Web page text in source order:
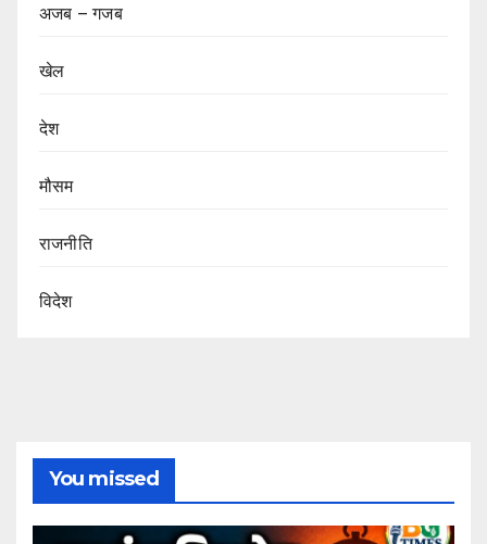
अजब – गजब
खेल
देश
मौसम
राजनीति
विदेश
You missed